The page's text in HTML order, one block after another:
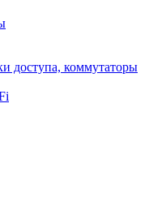
доступа, коммутаторы